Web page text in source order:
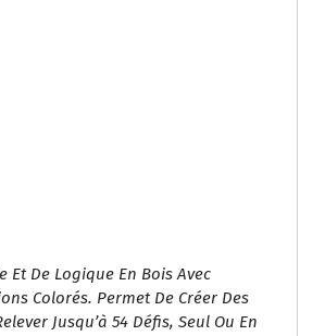
Et De Logique En Bois Avec
Colorés. Permet De Créer Des
Jusqu’à 54 Défis, Seul Ou En